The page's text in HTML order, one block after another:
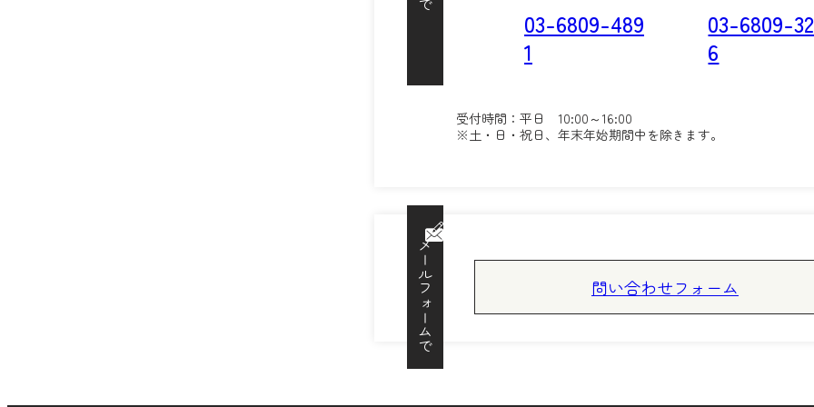
03-6809-489
1
03-6809-
6
受付時間：平日 10:00～16:00
※土・日・祝日、年末年始期間中を除きます。
メールフォームで 問い合わせフォーム